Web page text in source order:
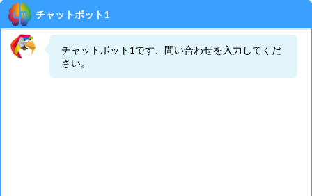
しばらく待ってもチャットボットが表示されない場合、
管理者へお問い合わせください。